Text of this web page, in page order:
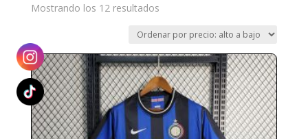
Mostrando los 12 resultadosOrdenado
precio:
alto
a
bajo